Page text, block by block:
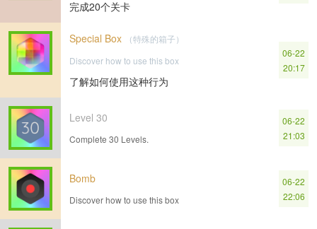
完成20个关卡
Special Box
（特殊的箱子）
Discover how to use this box
了解如何使用这种行为
06-22
20:17
Level 30
Complete 30 Levels.
06-22
21:03
Bomb
Discover how to use this box
06-22
22:06